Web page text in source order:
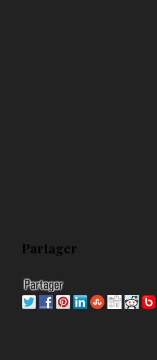
Partager